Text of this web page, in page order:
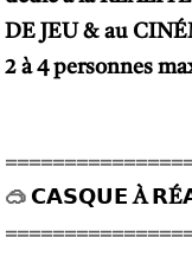
DE JEU & au
2 à 4 personnes
🥽 𝗖𝗔𝗦𝗤𝗨𝗘 À